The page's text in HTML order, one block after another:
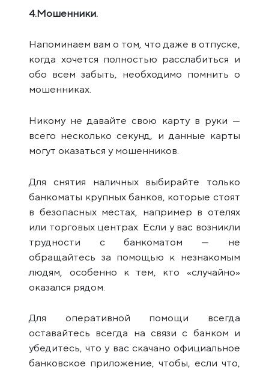
4.Мошенники.
Напоминаем вам о том, что даже в отпуске,
когда хочется полностью расслабиться и
обо всем забыть, необходимо помнить о
мошенниках.
Никому не давайте свою карту в руки —
всего несколько секунд, и данные карты
могут оказаться у мошенников.
Для снятия наличных выбирайте только
банкоматы крупных банков, которые стоят
в безопасных местах, например в отелях
или торговых центрах. Если у вас возникли
трудности с банкоматом — не
обращайтесь за помощью к незнакомым
людям, особенно к тем, кто «случайно»
оказался рядом.
Для оперативной помощи всегда
оставайтесь всегда на связи с банком и
убедитесь, что у вас скачано официальное
банковское приложение, чтобы, если что,